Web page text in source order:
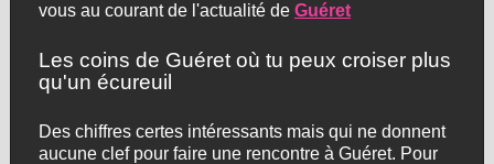
vous au courant de l'actualité de Guéret
Les coins de Guéret où tu peux croiser plus
qu'un écureuil
Des chiffres certes intéressants mais qui ne donnent
aucune clef pour faire une rencontre à Guéret. Pour